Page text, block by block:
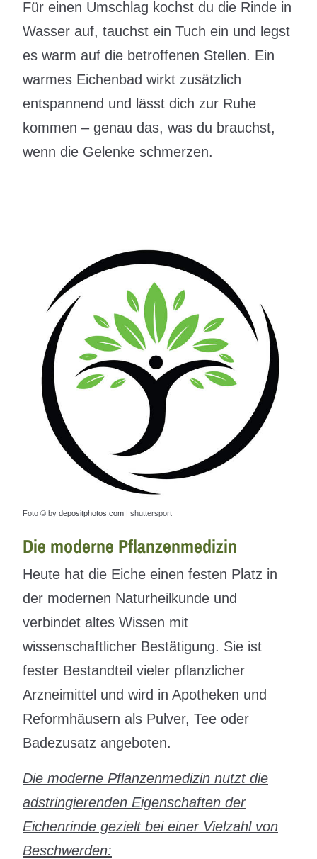
Für einen Umschlag kochst du die Rinde in
Wasser auf, tauchst ein Tuch ein und legst
es warm auf die betroffenen Stellen. Ein
warmes Eichenbad wirkt zusätzlich
entspannend und lässt dich zur Ruhe
kommen – genau das, was du brauchst,
wenn die Gelenke schmerzen.
Foto © by depositphotos.com | shuttersport
Die moderne Pflanzenmedizin
Heute hat die Eiche einen festen Platz in
der modernen Naturheilkunde und
verbindet altes Wissen mit
wissenschaftlicher Bestätigung. Sie ist
fester Bestandteil vieler pflanzlicher
Arzneimittel und wird in Apotheken und
Reformhäusern als Pulver, Tee oder
Badezusatz angeboten.
Die moderne Pflanzenmedizin nutzt die
adstringierenden Eigenschaften der
Eichenrinde gezielt bei einer Vielzahl von
Beschwerden: